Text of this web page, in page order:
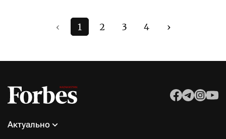
‹ 1 2 3 4 ›
Актуально